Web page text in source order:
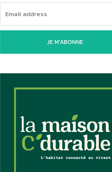
JE M'ABONNE